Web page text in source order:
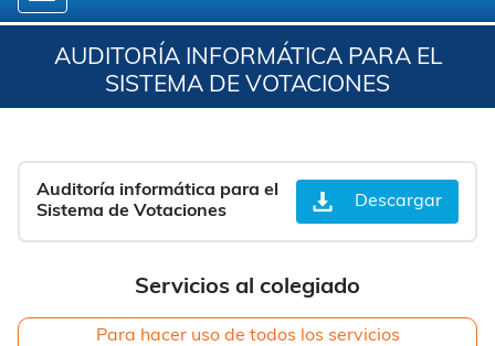
AUDITORÍA INFORMÁTICA PARA EL
SISTEMA DE VOTACIONES
Servicios al colegiado
Para hacer uso de todos los servicios
Auditoría informática para el
Sistema de Votaciones
Descargar